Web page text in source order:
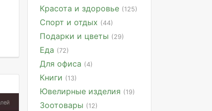
Красота и здоровье (125)
Спорт и отдых (44)
Подарки и цветы (29)
Еда (72)
Для офиса (4)
Книги (13)
Ювелирные изделия (19)
Зоотовары (12)